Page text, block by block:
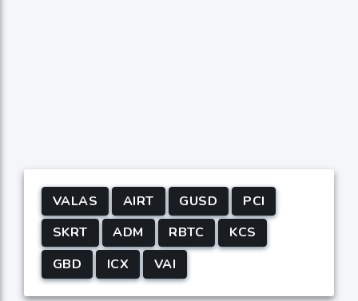
VALAS AIRT GUSD
PCI
SKRT
ADM RBTC
KCS
GBD
ICX VAI